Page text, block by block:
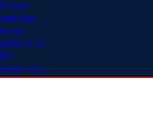
ক্লাব
ক্লাব
গ্রুপ
ডব্লিউ পি এল
দপ্তর